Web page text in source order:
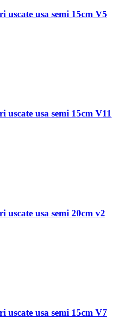
uscate usa semi 15cm V5
uscate usa semi 15cm V11
uscate usa semi 20cm v2
uscate usa semi 15cm V7